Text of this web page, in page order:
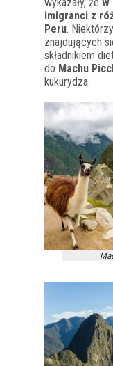
imigranci z
Peru.
znajdujących
składnikiem
do Machu
kukurydza.